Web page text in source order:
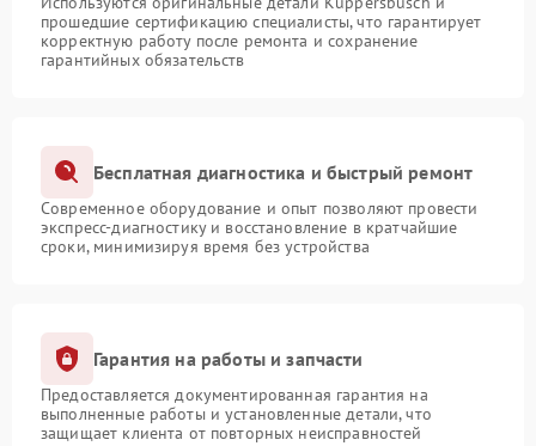
прошедшие сертификацию специалисты, что гарантирует
корректную работу после ремонта и сохранение
гарантийных обязательств
Бесплатная диагностика и быстрый ремонт
Современное оборудование и опыт позволяют провести
экспресс-диагностику и восстановление в кратчайшие
сроки, минимизируя время без устройства
Гарантия на работы и запчасти
Предоставляется документированная гарантия на
выполненные работы и установленные детали, что
защищает клиента от повторных неисправностей